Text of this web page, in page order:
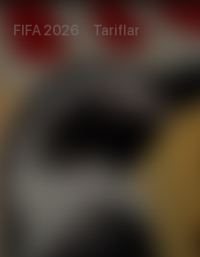
FIFA 2026 Tariflar